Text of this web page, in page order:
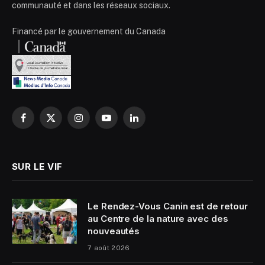
communauté et dans les réseaux sociaux.
Financé par le gouvernement du Canada
Facebook
X
InstagramYouTubeLinkedIn
SUR LE VIF
Le Rendez-Vous Canin est de retour
au Centre de la nature avec des
nouveautés
7 août 2026